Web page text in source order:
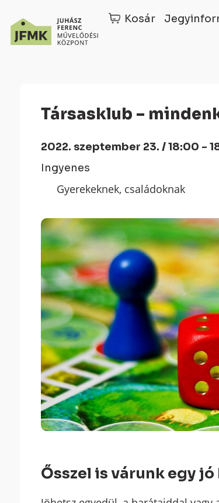
Kosár
Társasklub –
2022. szeptember 23. / 18:00 -
Ingyenes
Gyerekeknek, családoknak
Ősszel is várunk egy